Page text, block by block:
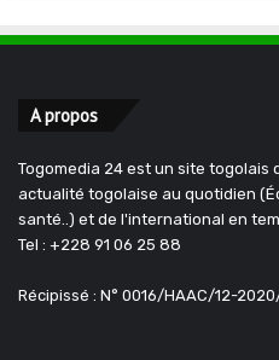
A propos
Togomedia 24 est un site togolais
actualité togolaise au quotidien
santé..) et de l'international en
Tel : +228 91 06 25 88
Récipissé : N° 0016/HAAC/12-